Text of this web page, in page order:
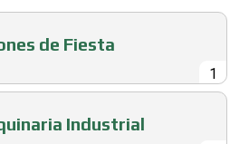
1
de Fiesta
Industrial